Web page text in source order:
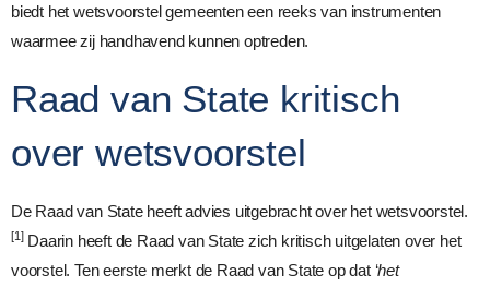
biedt het wetsvoorstel gemeenten een reeks van instrumenten
waarmee zij handhavend kunnen optreden.
Raad van State kritisch
over wetsvoorstel
De Raad van State heeft advies uitgebracht over het wetsvoorstel.
[1]Daarin heeft de Raad van State zich kritisch uitgelaten over het
voorstel. Ten eerste merkt de Raad van State op dat ‘het